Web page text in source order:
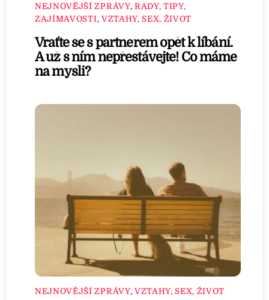
NEJNOVĚJŠÍ ZPRÁVY, RADY, TIPY,
ZAJÍMAVOSTI, VZTAHY, SEX, ŽIVOT
Vraťte se s partnerem opět k líbání.
A už s ním nepřestávejte! Co máme
na mysli?
NEJNOVĚJŠÍ ZPRÁVY, VZTAHY, SEX, ŽIVOT